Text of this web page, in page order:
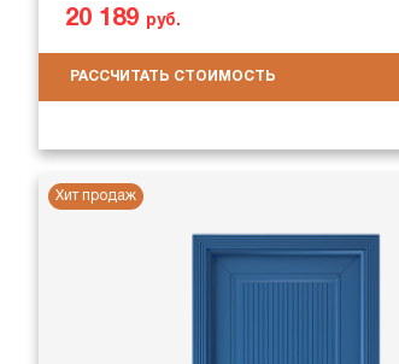
20 189 руб.
РАССЧИТАТЬ СТОИМОСТЬ
Хит продаж